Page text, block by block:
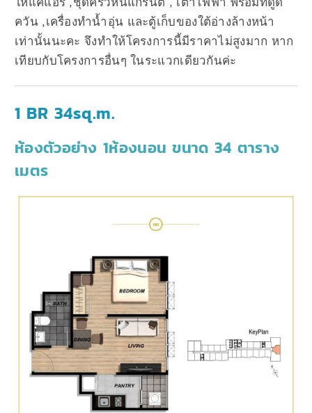
ควัน ,เครื่องทำน้ำอุ่น และตู้เก็บของใต้อ่างล้างหน้า
เท่านั้นนะคะ จึงทำให้โครงการนี้มีราคาไม่สูงมาก หาก
เทียบกับโครงการอื่นๆ ในระแวกเดียวกันค่ะ
1 BR 34sq.m.
ห้องตัวอย่าง 1ห้องนอน ขนาด 34 ตาราง
เมตร